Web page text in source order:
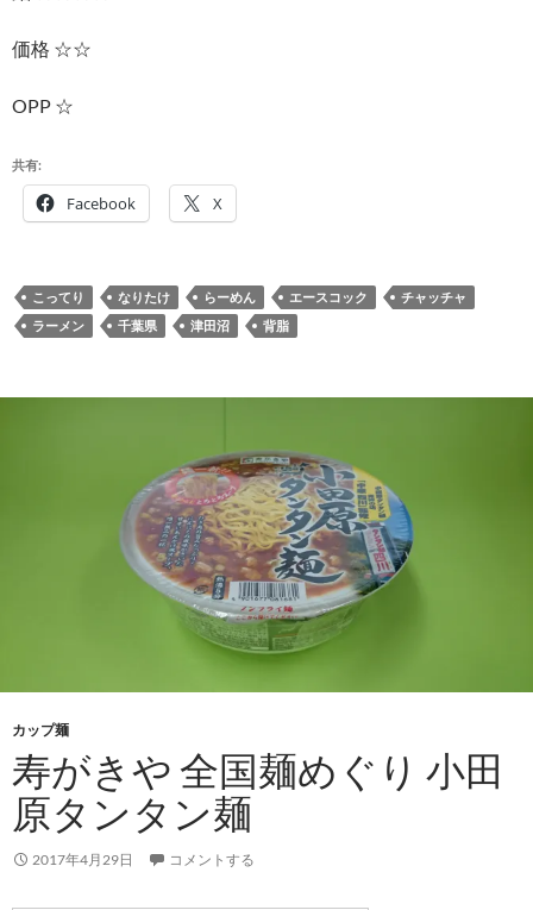
価格 ☆☆
OPP ☆
共有:
Facebook X
こってり なりたけ らーめん エースコック
チャッチャ
ラーメン
千葉県 津田沼 背脂
カップ麺
寿がきや 全国麺めぐり 小田
原タンタン麺
2017年4月29日 コメントする